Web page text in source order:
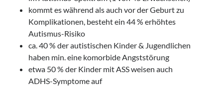
kommt es während als auch vor der Geburt zu
Komplikationen, besteht ein 44 % erhöhtes
Autismus-Risiko
ca. 40 % der autistischen Kinder & Jugendlichen
haben min. eine komorbide Angststörung
etwa 50 % der Kinder mit ASS weisen auch
ADHS-Symptome auf